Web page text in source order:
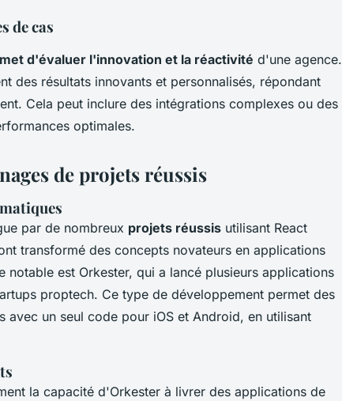
de cas
d'évaluer l'innovation et la réactivité d'une agence.
des résultats innovants et personnalisés, répondant
Cela peut inclure des intégrations complexes ou des
optimales.
de projets réussis
par de nombreux projets réussis utilisant React
transformé des concepts novateurs en applications
notable est Orkester, qui a lancé plusieurs applications
proptech. Ce type de développement permet des
avec un seul code pour iOS et Android, en utilisant
la capacité d'Orkester à livrer des applications de